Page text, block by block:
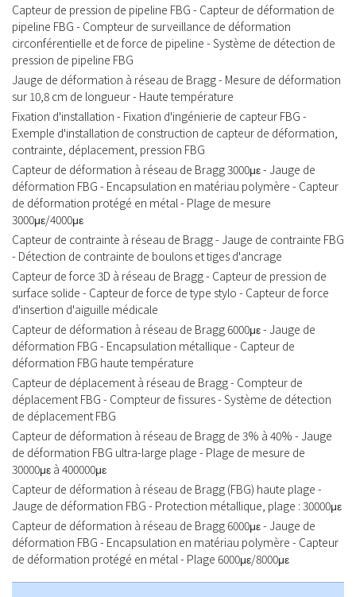
Capteur de pression de pipeline FBG - Capteur de déformation de
pipeline FBG - Compteur de surveillance de déformation
circonférentielle et de force de pipeline - Système de détection de
pression de pipeline FBG
Jauge de déformation à réseau de Bragg - Mesure de déformation
sur 10,8 cm de longueur - Haute température
Fixation d'installation - Fixation d'ingénierie de capteur FBG -
Exemple d'installation de construction de capteur de déformation,
contrainte, déplacement, pression FBG
Capteur de déformation à réseau de Bragg 3000με - Jauge de
déformation FBG - Encapsulation en matériau polymère - Capteur
de déformation protégé en métal - Plage de mesure
3000με/4000με
Capteur de contrainte à réseau de Bragg - Jauge de contrainte FBG
- Détection de contrainte de boulons et tiges d'ancrage
Capteur de force 3D à réseau de Bragg - Capteur de pression de
surface solide - Capteur de force de type stylo - Capteur de force
d'insertion d'aiguille médicale
Capteur de déformation à réseau de Bragg 6000με - Jauge de
déformation FBG - Encapsulation métallique - Capteur de
déformation FBG haute température
Capteur de déplacement à réseau de Bragg - Compteur de
déplacement FBG - Compteur de fissures - Système de détection
de déplacement FBG
Capteur de déformation à réseau de Bragg de 3% à 40% - Jauge
de déformation FBG ultra-large plage - Plage de mesure de
30000με à 400000με
Capteur de déformation à réseau de Bragg (FBG) haute plage -
Jauge de déformation FBG - Protection métallique, plage : 30000με
Capteur de déformation à réseau de Bragg 6000με - Jauge de
déformation FBG - Encapsulation en matériau polymère - Capteur
de déformation protégé en métal - Plage 6000με/8000με